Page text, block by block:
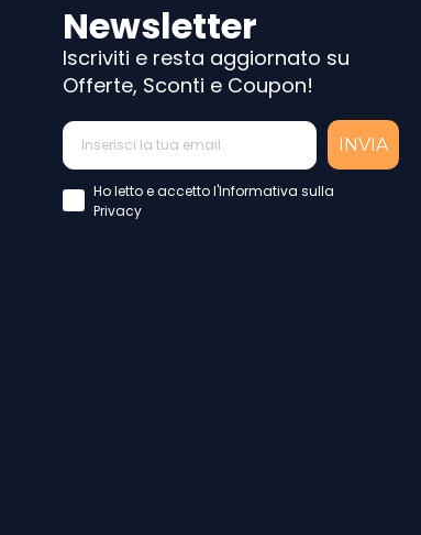
Newsletter
Iscriviti e resta aggiornato su
Offerte, Sconti e Coupon!
INVIA
Accettazione Privacy Policy
Ho letto e accetto l'Informativa sulla
Privacy